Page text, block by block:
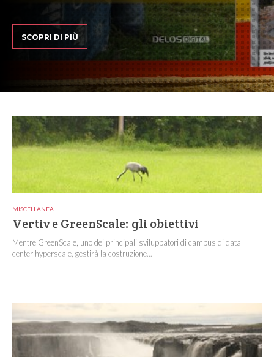
SCOPRI DI PIÙ
MISCELLANEA
Vertiv e GreenScale: gli obiettivi
Mentre GreenScale, uno dei principali sviluppatori di campus di data
center hyperscale, gestirà la costruzione...